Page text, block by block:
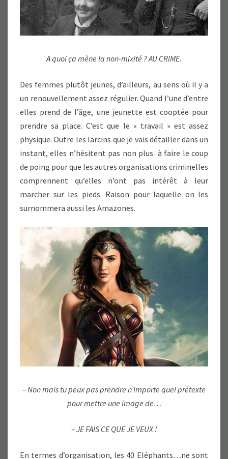
A quoi ça mène la non-mixité ? AU CRIME.
Des femmes plutôt jeunes, d’ailleurs, au sens où il y a
un renouvellement assez régulier. Quand l’une d’entre
elles prend de l’âge, une jeunette est cooptée pour
prendre sa place. C’est que le « travail » est assez
physique. Outre les larcins que je vais détailler dans un
instant, elles n’hésitent pas non plus à faire le coup
de poing pour que les autres organisations criminelles
comprennent qu’elles n’ont pas intérêt à leur
marcher sur les pieds. Raison pour laquelle on les
surnommera aussi les Amazones.
– Non mais tu peux pas prendre n’importe quel prétexte
pour mettre une image de…
– JE FAIS CE QUE JE VEUX !
En termes d’organisation, les 40 Eléphants…ne sont